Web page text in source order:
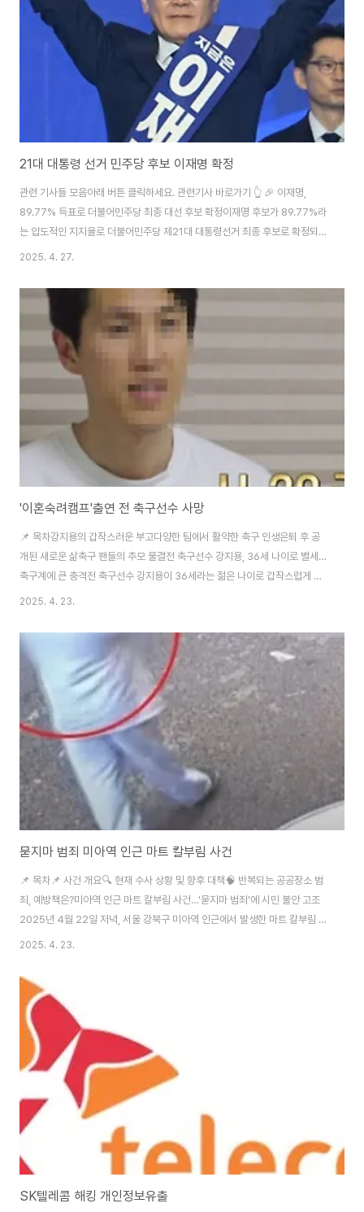
21대 대통령 선거 민주당 후보 이재명 확정
관련 기사들 모음아래 버튼 클릭하세요. 관련기사 바로가기 👆 🎉 이재명,
89.77% 득표로 더불어민주당 최종 대선 후보 확정이재명 후보가 89.77%라
는 압도적인 지지율로 더불어민주당 제21대 대통령선거 최종 후보로 확정되었
습니다. 이번 결과는 이재명 후보가 지난 대선 패배 이후 정치적 체급을 키우고,
를 열겠다"는 포부를 밝히며 본격적인 대선 행보를 시작했습니다.▲대통령 선
거 확정(출처:네이버 뉴스 캡쳐)🎯 이재명, 두 번째 대선 도전… 민주당 후보로
'압승'이재명 후보는 경기도 고양시 킨텍스에서 열린 더불어민주당 경선 대회
합동연설회에서 91.54%의 권리당원·전국 대의원 투표율을 기록하며 독보적
인 지지를 받았습니다.최..
2025. 4. 27.
'이혼숙려캠프'출연 전 축구선수 사망
📌 목차강지용의 갑작스러운 부고다양한 팀에서 활약한 축구 인생은퇴 후 공
개된 새로운 삶축구 팬들의 추모 물결전 축구선수 강지용, 36세 나이로 별세…
축구계에 큰 충격전 축구선수 강지용이 36세라는 젊은 나이로 갑작스럽게 세
상을 떠났습니다. 그의 부고는 팬들과 축구계를 깊은 슬픔에 빠뜨렸으며, 많은
처: JTBC 캡쳐)강지용의 갑작스러운 부고강지용 선수의 사망 소식은 4월 23
일, 절친한 친구이자 전 축구선수인 구본상이 SNS를 통해 전하며 알려졌습니
다.빈소는 순천향대학교 부속 천안병원 장례식장 특2호에 마련되었으며, 발인
은 4월 25일 예정입니다. 장지는 천안추모공원으로 정해졌습니다.다양한 팀
에서 활약한 축구 인생강지용은 20..
2025. 4. 23.
묻지마 범죄 미아역 인근 마트 칼부림 사건
📌 목차📌 사건 개요🔍 현재 수사 상황 및 향후 대책🧠 반복되는 공공장소 범
죄, 예방책은?미아역 인근 마트 칼부림 사건…'묻지마 범죄'에 시민 불안 고조
2025년 4월 22일 저녁, 서울 강북구 미아역 인근에서 발생한 마트 칼부림 사
건이 전국적으로 충격을 주고 있습니다. 마트에서 장을 보던 시민들을 대상으
성이 중상을 입는 안타까운 사건이 벌어졌습니다. ▲ 미아역 인근 마트 사건 당
시 현장 사진 (출처: JTBC 뉴스)🕒 사건 개요: 평범한 마트에서 벌어진 충격적
인 범죄일시: 2025년 4월 22일 오후 6시 20분장소: 서울 강북구 미아역 근
처 마트피해자: 60대 여성 사망, 40대 여성 중상가해자: 30대 남성 A..
2025. 4. 23.
SK텔레콤 해킹 개인정보유출